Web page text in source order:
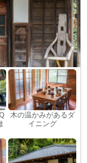
木の温かみがあるダ
イニング